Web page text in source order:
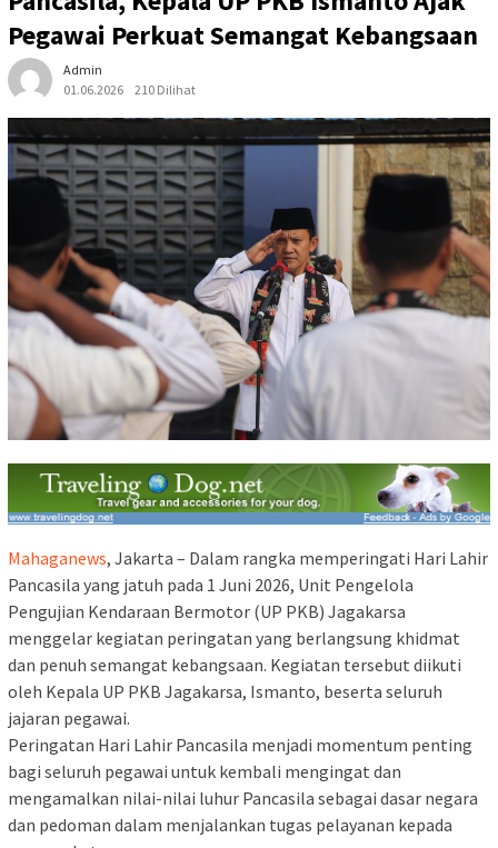
Pegawai Perkuat Semangat Kebangsaan
Admin
01.06.2026
210 Dilihat
Mahaganews, Jakarta – Dalam rangka memperingati Hari Lahir
Pancasila yang jatuh pada 1 Juni 2026, Unit Pengelola
Pengujian Kendaraan Bermotor (UP PKB) Jagakarsa
menggelar kegiatan peringatan yang berlangsung khidmat
dan penuh semangat kebangsaan. Kegiatan tersebut diikuti
oleh Kepala UP PKB Jagakarsa, Ismanto, beserta seluruh
jajaran pegawai.
Peringatan Hari Lahir Pancasila menjadi momentum penting
bagi seluruh pegawai untuk kembali mengingat dan
mengamalkan nilai-nilai luhur Pancasila sebagai dasar negara
dan pedoman dalam menjalankan tugas pelayanan kepada